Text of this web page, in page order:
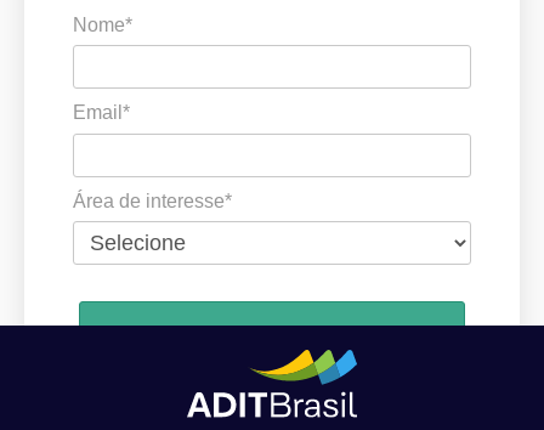
Nome*
Email*
Área de interesse*
Ao se cadastrar, você concorda em receber comunicações da ADIT